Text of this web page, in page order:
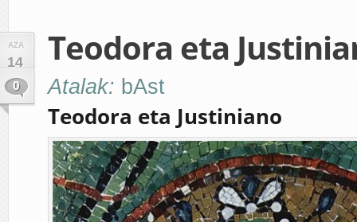
AZA
14
0
Teodora eta
Atalak: bAst
Teodora eta Justiniano